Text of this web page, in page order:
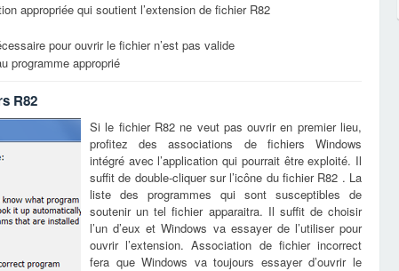
appropriée qui soutient l’extension de fichier R82
pour ouvrir le fichier n’est pas valide
programme approprié
R82
Si le fichier R82 ne veut pas ouvrir en premier lieu,
profitez des associations de fichiers Windows
intégré avec l’application qui pourrait être exploité. Il
suffit de double-cliquer sur l’icône du fichier R82 . La
liste des programmes qui sont susceptibles de
soutenir un tel fichier apparaitra. Il suffit de choisir
l’un d’eux et Windows va essayer de l’utiliser pour
ouvrir l’extension. Association de fichier incorrect
fera que Windows va toujours essayer d’ouvrir le